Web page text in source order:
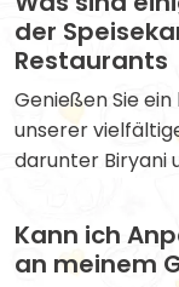
der
Restaurants
Genießen Sie
unserer
darunter Biryani
Kann ich
an meinem